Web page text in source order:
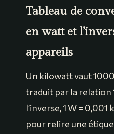
Tableau de
en watt et
appareils
Un kilowatt vaut
traduit par la relation
l’inverse, 1 W = 0,001
pour relire une